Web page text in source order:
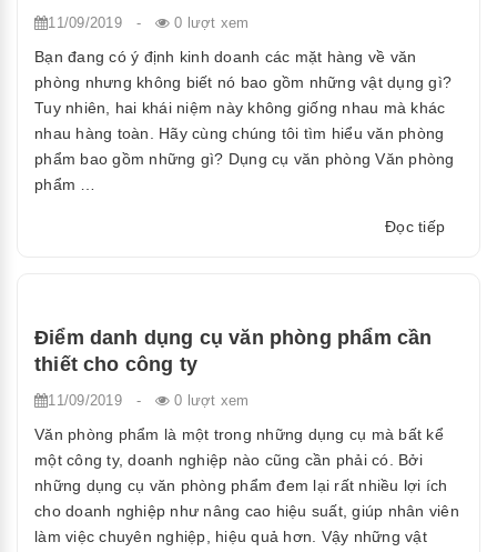
11/09/2019- 0 lượt xem
Bạn đang có ý định kinh doanh các mặt hàng về văn
phòng nhưng không biết nó bao gồm những vật dụng gì?
Tuy nhiên, hai khái niệm này không giống nhau mà khác
nhau hàng toàn. Hãy cùng chúng tôi tìm hiểu văn phòng
phẩm bao gồm những gì? Dụng cụ văn phòng Văn phòng
phẩm …
Đọc tiếp“Văn
Điểm danh dụng cụ văn phòng phẩm cần
thiết cho công ty
11/09/2019- 0 lượt xem
Văn phòng phẩm là một trong những dụng cụ mà bất kể
một công ty, doanh nghiệp nào cũng cần phải có. Bởi
những dụng cụ văn phòng phẩm đem lại rất nhiều lợi ích
cho doanh nghiệp như nâng cao hiệu suất, giúp nhân viên
làm việc chuyên nghiệp, hiệu quả hơn. Vậy những vật